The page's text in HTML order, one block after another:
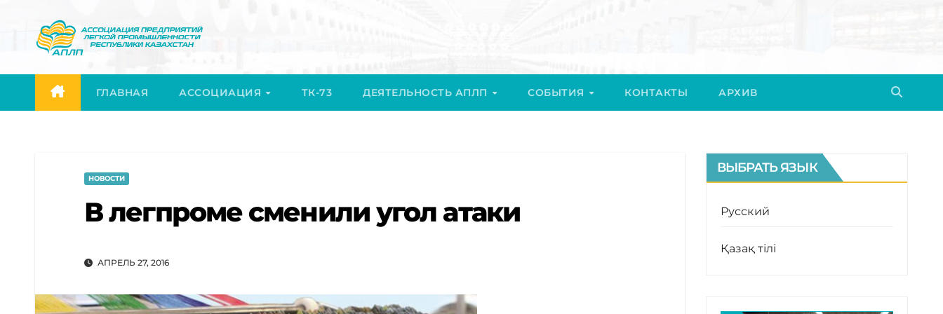
содержимому
ГЛАВНАЯ АССОЦИАЦИЯ ТК-73 ДЕЯТЕЛЬНОСТЬ АПЛП СОБЫТИЯ КОНТАКТЫ АРХИВ
НОВОСТИ
В легпроме сменили угол атаки
АПРЕЛЬ 27, 2016
ВЫБРАТЬ ЯЗЫК
Русский
Қазақ тілі